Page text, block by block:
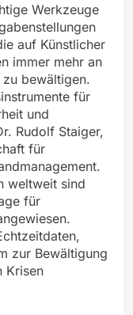
Werkzeuge
auf Künstlicher
immer mehr an
bewältigen.
für
und
Rudolf Staiger,
für
weltweit sind
für
zur Bewältigung
Krisen